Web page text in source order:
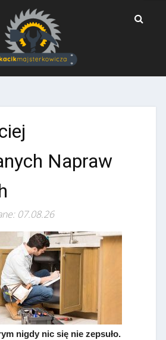
Napraw
07.08.26
nigdy nic się nie zepsuło.